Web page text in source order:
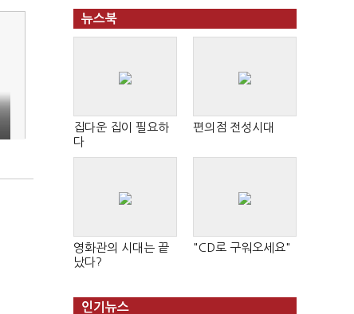
뉴스북
집다운 집이 필요하
다
편의점 전성시대
영화관의 시대는 끝
났다?
"CD로 구워오세요"
인기뉴스